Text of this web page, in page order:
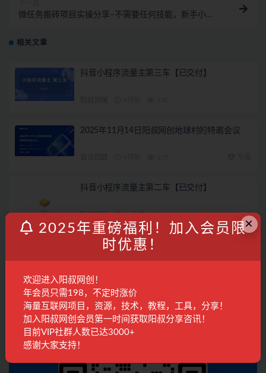
微任务搬砖项目实操分享–不需要任何技能，新手小白
相关文章
抖音小程序流量主第三车【已交付】
2025年11月14日阳叔网创地球村的特邀会议
抖音小程序流量主第二车【已交付】
阳叔担保 11月前 596
读书赚钱实战营，从0到1边读书边赚钱，实现
联系客服
×
2025年重磅福利！加入会员限
时优惠！
欢迎进入阳叔网创！
年会员只需198，不定时涨价
海量互联网项目，资源，技术，教程，工具，分享！
加入阳叔网创会员第一时间获取阳叔分享咨讯！
目前VIP社群人数已达3000+
感谢大家支持！